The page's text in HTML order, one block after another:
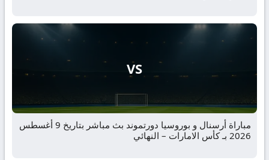
VS
مباراة أرسنال و بوروسيا دورتموند بث مباشر بتاريخ 9 أغسطس
2026 بـ كأس الامارات – النهائي